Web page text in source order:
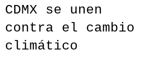
CDMX se unen
contra el cambio
climático